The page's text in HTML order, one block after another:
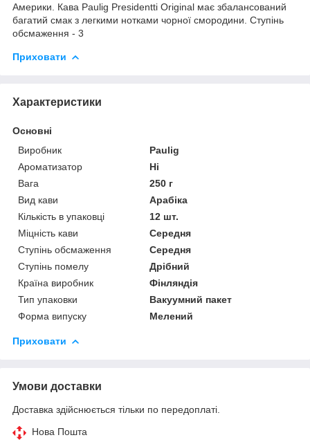
Америки. Кава Paulig Presidentti Original має збалансований
багатий смак з легкими нотками чорної смородини. Ступінь
обсмаження - 3
Приховати
Характеристики
Основні
Виробник
Paulig
Ароматизатор
Ні
Вага
250 г
Вид кави
Арабіка
Кількість в упаковці
12 шт.
Міцність кави
Середня
Ступінь обсмаження
Середня
Ступінь помелу
Дрібний
Країна виробник
Фінляндія
Тип упаковки
Вакуумний пакет
Форма випуску
Мелений
Приховати
Умови доставки
Доставка здійснюється тільки по передоплаті.
Нова Пошта